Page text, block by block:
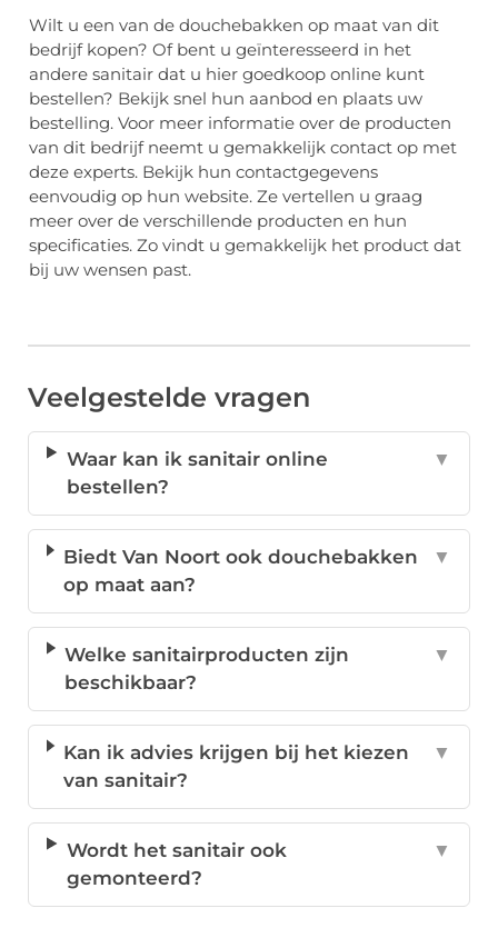
Wilt u een van de douchebakken op maat van dit
bedrijf kopen? Of bent u geïnteresseerd in het
andere sanitair dat u hier goedkoop online kunt
bestellen? Bekijk snel hun aanbod en plaats uw
bestelling. Voor meer informatie over de producten
van dit bedrijf neemt u gemakkelijk contact op met
deze experts. Bekijk hun contactgegevens
eenvoudig op hun website. Ze vertellen u graag
meer over de verschillende producten en hun
specificaties. Zo vindt u gemakkelijk het product dat
bij uw wensen past.
Veelgestelde vragen
Waar kan ik sanitair online
bestellen?
▼
Biedt Van Noort ook douchebakken
op maat aan?
▼
Welke sanitairproducten zijn
beschikbaar?
▼
Kan ik advies krijgen bij het kiezen
van sanitair?
▼
Wordt het sanitair ook
gemonteerd?
▼